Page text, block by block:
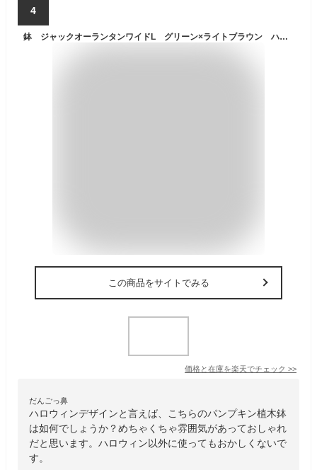
4
鉢 ジャックオーランタンワイドL グリーン×ライトブラウン ハロウィン 植木鉢 観葉植物 関東当日便
この商品をサイトでみる
価格と在庫を楽天でチェック >>
だんごっ鼻
ハロウィンデザインと言えば、こちらのパンプキン植木鉢
は如何でしょうか？めちゃくちゃ雰囲気があっておしゃれ
だと思います。ハロウィン以外に使ってもおかしくないで
す。